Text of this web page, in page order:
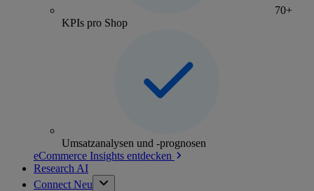
70+
KPIs pro Shop
Umsatzanalysen und -prognosen
eCommerce Insights entdecken
Research AI
Connect Neu